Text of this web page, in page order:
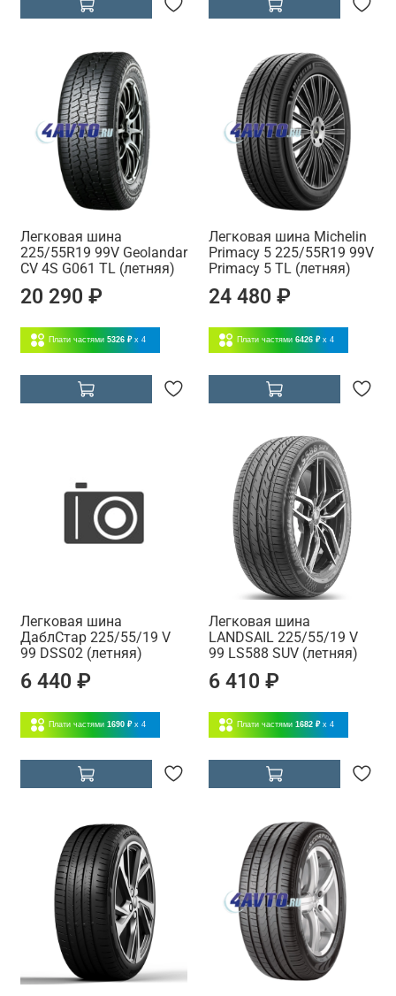
Легковая шина
225/55R19 99V Geolandar
CV 4S G061 TL (летняя)
20 290 ₽
Плати частями 5326 ₽ x 4
Легковая шина Michelin
Primacy 5 225/55R19 99V
Primacy 5 TL (летняя)
24 480 ₽
Плати частями 6426 ₽ x 4
Легковая шина
ДаблСтар 225/55/19 V
99 DSS02 (летняя)
6 440 ₽
Плати частями 1690 ₽ x 4
Легковая шина
LANDSAIL 225/55/19 V
99 LS588 SUV (летняя)
6 410 ₽
Плати частями 1682 ₽ x 4